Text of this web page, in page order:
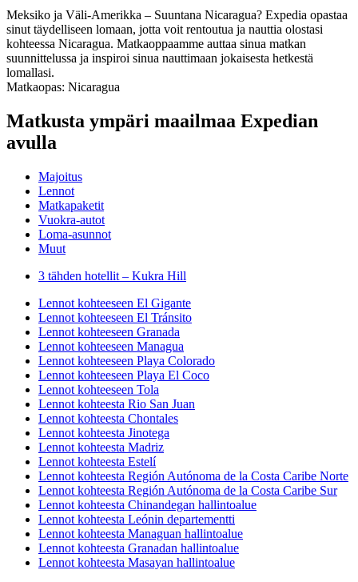
Meksiko ja Väli-Amerikka – Suuntana Nicaragua? Expedia opastaa
sinut täydelliseen lomaan, jotta voit rentoutua ja nauttia olostasi
kohteessa Nicaragua. Matkaoppaamme auttaa sinua matkan
suunnittelussa ja inspiroi sinua nauttimaan jokaisesta hetkestä
lomallasi.
Matkaopas: Nicaragua
Matkusta ympäri maailmaa Expedian
avulla
Majoitus
Lennot
Matkapaketit
Vuokra-autot
Loma-asunnot
Muut
3 tähden hotellit – Kukra Hill
Lennot kohteeseen El Gigante
Lennot kohteeseen El Tránsito
Lennot kohteeseen Granada
Lennot kohteeseen Managua
Lennot kohteeseen Playa Colorado
Lennot kohteeseen Playa El Coco
Lennot kohteeseen Tola
Lennot kohteesta Rio San Juan
Lennot kohteesta Chontales
Lennot kohteesta Jinotega
Lennot kohteesta Madriz
Lennot kohteesta Estelí
Lennot kohteesta Región Autónoma de la Costa Caribe Norte
Lennot kohteesta Región Autónoma de la Costa Caribe Sur
Lennot kohteesta Chinandegan hallintoalue
Lennot kohteesta Leónin departementti
Lennot kohteesta Managuan hallintoalue
Lennot kohteesta Granadan hallintoalue
Lennot kohteesta Masayan hallintoalue